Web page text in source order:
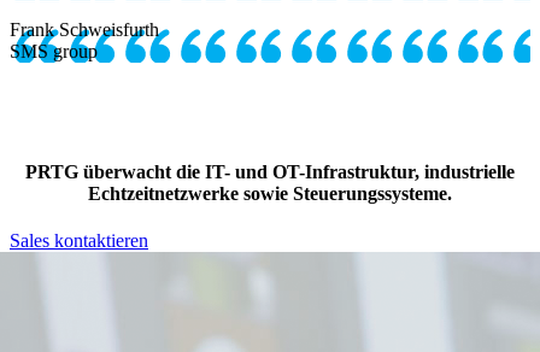
Frank Schweisfurth
SMS group
PRTG überwacht die IT- und OT-Infrastruktur, industrielle
Echtzeitnetzwerke sowie Steuerungssysteme.
Sales kontaktieren